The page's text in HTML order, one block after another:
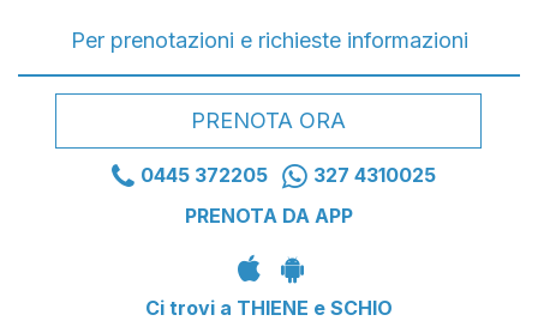
Per prenotazioni e richieste informazioni
PRENOTA ORA
0445 372205
327 4310025
PRENOTA DA APP
Ci trovi a THIENE e SCHIO